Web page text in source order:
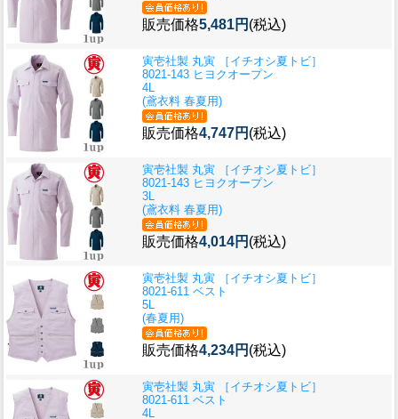
販売価格5,481円 (税込)
寅壱社製 丸寅 ［イチオシ夏トビ］
8021-143 ヒヨクオープン
4L
(鳶衣料 春夏用)
販売価格4,747円 (税込)
寅壱社製 丸寅 ［イチオシ夏トビ］
8021-143 ヒヨクオープン
3L
(鳶衣料 春夏用)
販売価格4,014円 (税込)
寅壱社製 丸寅 ［イチオシ夏トビ］
8021-611 ベスト
5L
(春夏用)
販売価格4,234円 (税込)
寅壱社製 丸寅 ［イチオシ夏トビ］
8021-611 ベスト
4L